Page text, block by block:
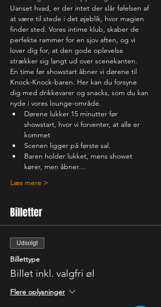
Uanset hvad, er der intet der slår følelsen af
at være til stede i det øjeblik, hvor magien
finder sted. Vores intime klub, skaber de
perfekte rammer for en sjov aften, og vi
lover dig for, at den gode oplevelse
strækker sig langt ud over scenekanten.
En time før showstart åbner vi dørene til
Knock-Knock-baren. Her kan du forsyne
dig med drikkevarer og snacks, som du kan
nyde i vores lounge-område.
Dørene lukker 15 minutter før
showstart, hvor vi forventer, at alle er
kommet
Scenen ligger på første sal.
Baren holder lukket, mens showet
kører, men åbner…
Læs mere >
Billetter
Udsolgt
Billettype
Billet inkl. valgfri øl
Flere oplysninger